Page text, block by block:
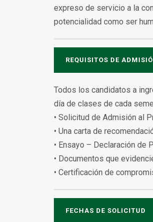
expreso de servicio a la
potencialidad como ser
REQUISITOS DE
Todos los candidatos a
día de clases de cada
• Solicitud de Admisión al
• Una carta de
• Ensayo – Declaración de
• Documentos que
• Certificación de
FECHAS DE SOLICITUD